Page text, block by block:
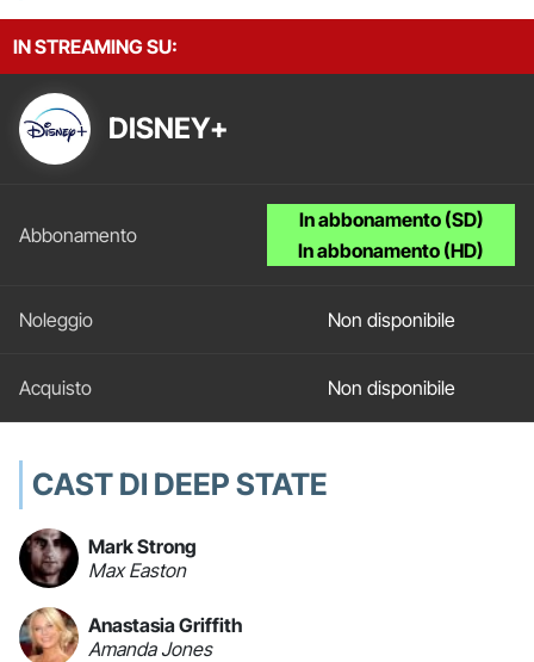
IN STREAMING SU:
DISNEY+
In abbonamento (SD)
In abbonamento (HD)
Non disponibile
Non disponibile
CAST DI DEEP STATE
Mark Strong
Max Easton
Anastasia Griffith
Amanda Jones